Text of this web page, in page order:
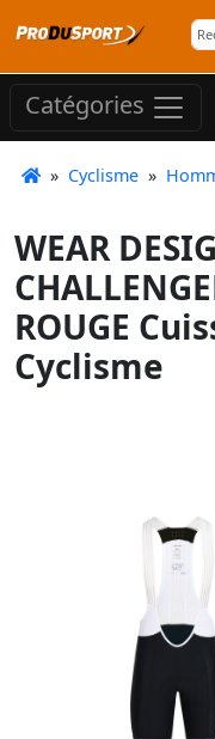
Catégories
» Cyclisme »
WEAR
ROUGE
Cyclisme